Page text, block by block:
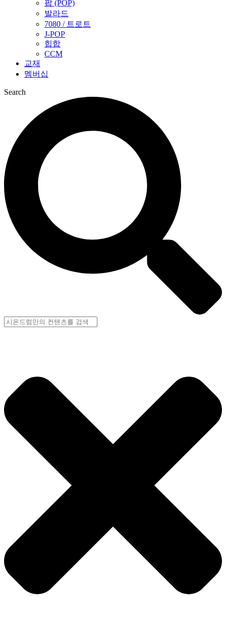
팝 (POP)
발라드
7080 / 트로트
J-POP
힙합
CCM
교재
멤버십
Search